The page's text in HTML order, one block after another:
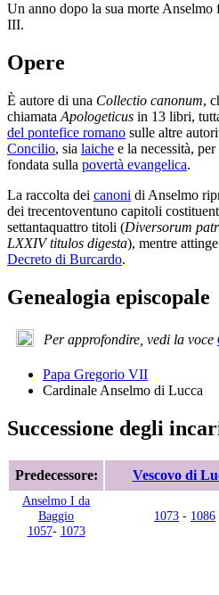
Un anno dopo la sua morte
III.
Opere
È autore di una Collectio canonum,
chiamata Apologeticus in 13 libri,
del pontefice romano sulle altre
Concilio, sia laiche e la necessità,
fondata sulla povertà evangelica.
La raccolta dei canoni di Anselmo
dei trecentoventuno capitoli
settantaquattro titoli (Diversorum
LXXIV titulos digesta), mentre
Decreto di Burcardo.
Genealogia episcopale
Per approfondire, vedi la voce
Papa Gregorio VII
Cardinale Anselmo di Lucca
Successione degli
Predecessore: Vescovo di
Anselmo I da
Baggio
1057- 1073
1073 - 1086